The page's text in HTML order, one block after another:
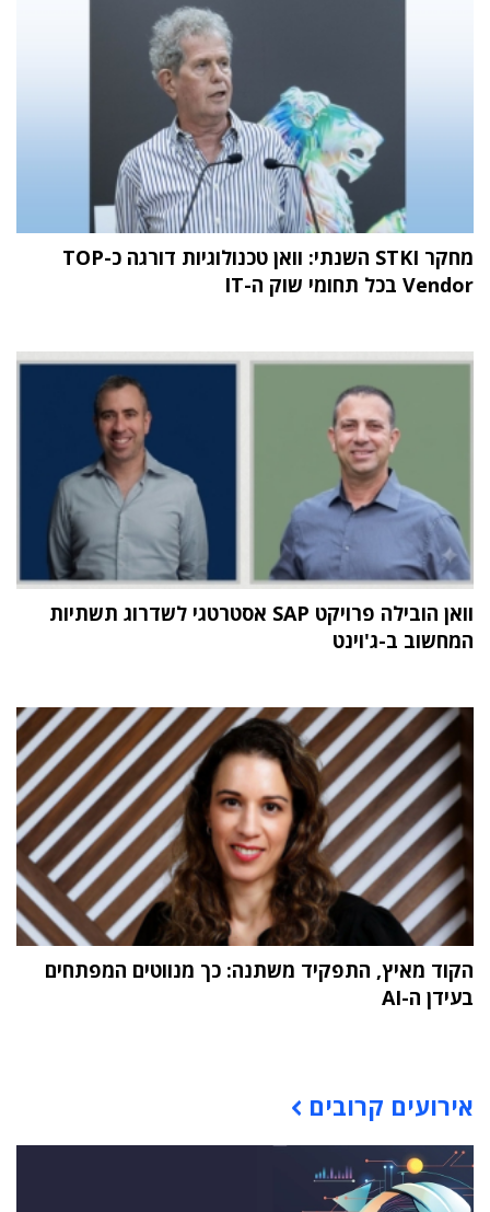
מחקר STKI השנתי: וואן טכנולוגיות דורגה כ-TOP
Vendor בכל תחומי שוק ה-IT
וואן הובילה פרויקט SAP אסטרטגי לשדרוג תשתיות
המחשוב ב-ג'וינט
הקוד מאיץ, התפקיד משתנה: כך מנווטים המפתחים
בעידן ה-AI
אירועים קרובים